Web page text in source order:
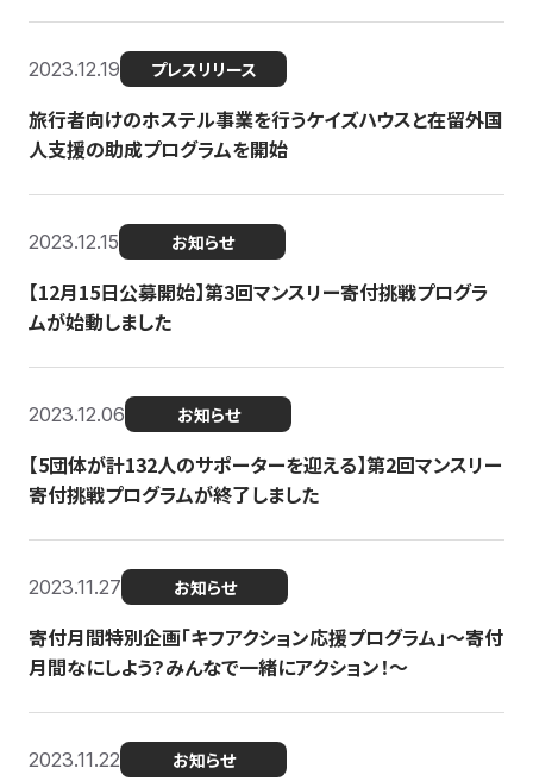
2023.12.19 プレスリリース
旅行者向けのホステル事業を行うケイズハウスと在留外国
人支援の助成プログラムを開始
2023.12.15 お知らせ
【12月15日公募開始】第3回マンスリー寄付挑戦プログラ
ムが始動しました
2023.12.06 お知らせ
【5団体が計132人のサポーターを迎える】第2回マンスリー
寄付挑戦プログラムが終了しました
2023.11.27 お知らせ
寄付月間特別企画「キフアクション応援プログラム」〜寄付
月間なにしよう？みんなで一緒にアクション！〜
2023.11.22 お知らせ